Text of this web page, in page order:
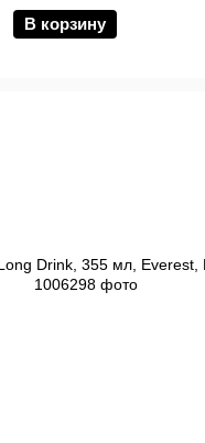
В корзину